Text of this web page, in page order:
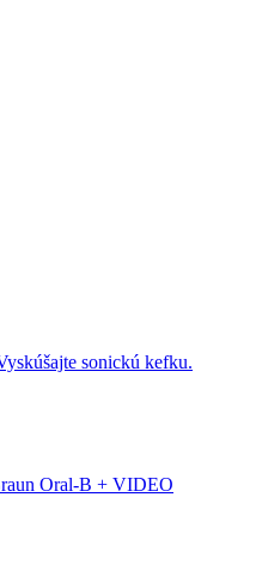
sonickú kefku.
Oral-B + VIDEO